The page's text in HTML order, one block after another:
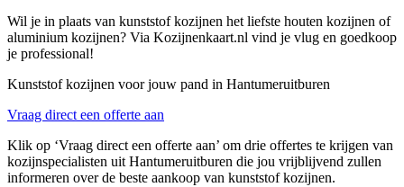
Wil je in plaats van kunststof kozijnen het liefste houten kozijnen of
aluminium kozijnen? Via Kozijnenkaart.nl vind je vlug en goedkoop
je professional!
Kunststof kozijnen voor jouw pand in Hantumeruitburen
Vraag direct een offerte aan
Klik op ‘Vraag direct een offerte aan’ om drie offertes te krijgen van
kozijnspecialisten uit Hantumeruitburen die jou vrijblijvend zullen
informeren over de beste aankoop van kunststof kozijnen.